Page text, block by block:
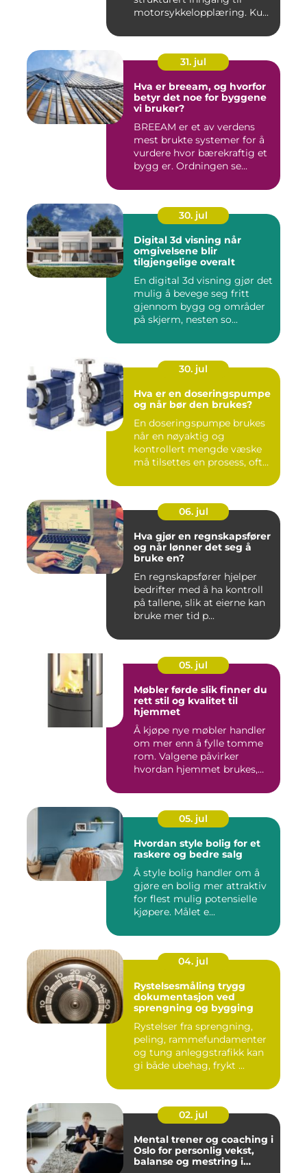
motorsykkelopplæring. Ku...
31. jul
Hva er breeam, og hvorfor
betyr det noe for byggene
vi bruker?
BREEAM er et av verdens
mest brukte systemer for å
vurdere hvor bærekraftig et
bygg er. Ordningen se...
30. jul
Digital 3d visning når
omgivelsene blir
tilgjengelige overalt
En digital 3d visning gjør det
mulig å bevege seg fritt
gjennom bygg og områder
på skjerm, nesten so...
30. jul
Hva er en doseringspumpe
og når bør den brukes?
En doseringspumpe brukes
når en nøyaktig og
kontrollert mengde væske
må tilsettes en prosess, ofte
06. jul
Hva gjør en regnskapsfører
og når lønner det seg å
bruke en?
En regnskapsfører hjelper
bedrifter med å ha kontroll
på tallene, slik at eierne kan
bruke mer tid p...
05. jul
Møbler førde slik finner du
rett stil og kvalitet til
hjemmet
Å kjøpe nye møbler handler
om mer enn å fylle tomme
rom. Valgene påvirker
hvordan hjemmet brukes,
05. jul
Hvordan style bolig for et
raskere og bedre salg
Å style bolig handler om å
gjøre en bolig mer attraktiv
for flest mulig potensielle
kjøpere. Målet e...
04. jul
Rystelsesmåling trygg
dokumentasjon ved
sprengning og bygging
Rystelser fra sprengning,
peling, rammefundamenter
og tung anleggstrafikk kan
gi både ubehag, frykt ...
02. jul
Mental trener og coaching i
Oslo for personlig vekst,
balanse og mestring i